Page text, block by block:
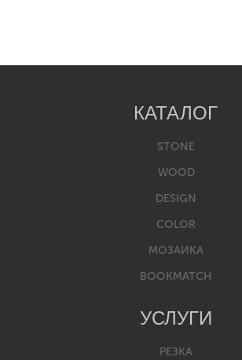
КАТАЛОГ
STONE
WOOD
DESIGN
COLOR
МОЗАИКА
BOOKMATCH
УСЛУГИ
РЕЗКА